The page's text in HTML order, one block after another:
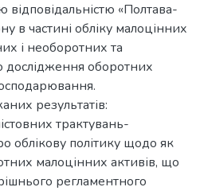
«Полтава-
в частині обліку малоцінних
і необоротних та
дослідження оборотних
результатів:
трактувань-
облікову політику щодо як
малоцінних активів, що
регламентного